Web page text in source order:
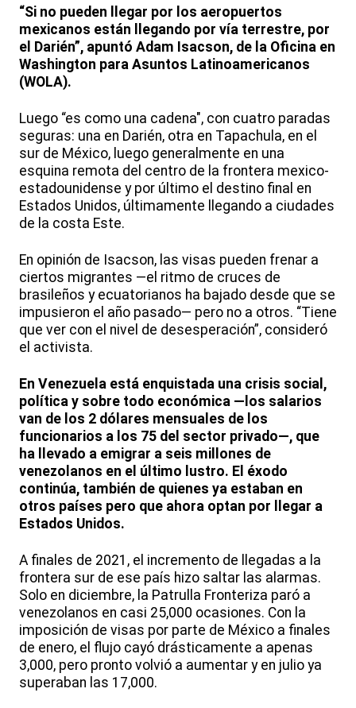
“Si no pueden llegar por los aeropuertos
mexicanos están llegando por vía terrestre, por
el Darién”, apuntó Adam Isacson, de la Oficina en
Washington para Asuntos Latinoamericanos
(WOLA).
Luego “es como una cadena", con cuatro paradas
seguras: una en Darién, otra en Tapachula, en el
sur de México, luego generalmente en una
esquina remota del centro de la frontera mexico-
estadounidense y por último el destino final en
Estados Unidos, últimamente llegando a ciudades
de la costa Este.
En opinión de Isacson, las visas pueden frenar a
ciertos migrantes —el ritmo de cruces de
brasileños y ecuatorianos ha bajado desde que se
impusieron el año pasado— pero no a otros. “Tiene
que ver con el nivel de desesperación”, consideró
el activista.
En Venezuela está enquistada una crisis social,
política y sobre todo económica —los salarios
van de los 2 dólares mensuales de los
funcionarios a los 75 del sector privado—, que
ha llevado a emigrar a seis millones de
venezolanos en el último lustro. El éxodo
continúa, también de quienes ya estaban en
otros países pero que ahora optan por llegar a
Estados Unidos.
A finales de 2021, el incremento de llegadas a la
frontera sur de ese país hizo saltar las alarmas.
Solo en diciembre, la Patrulla Fronteriza paró a
venezolanos en casi 25,000 ocasiones. Con la
imposición de visas por parte de México a finales
de enero, el flujo cayó drásticamente a apenas
3,000, pero pronto volvió a aumentar y en julio ya
superaban las 17,000.